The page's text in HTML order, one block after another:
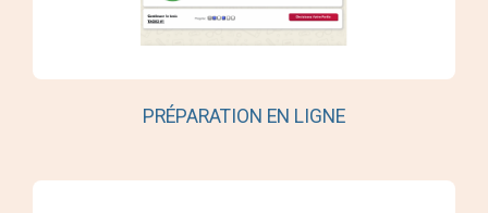
PRÉPARATION EN LIGNE